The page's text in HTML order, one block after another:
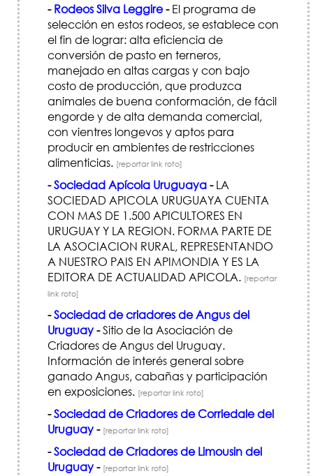
- Rodeos Silva Leggire-El programa de
selección en estos rodeos, se establece con
el fin de lograr: alta eficiencia de
conversión de pasto en terneros,
manejado en altas cargas y con bajo
costo de producción, que produzca
animales de buena conformación, de fácil
engorde y de alta demanda comercial,
con vientres longevos y aptos para
producir en ambientes de restricciones
alimenticias. [reportar link roto]
-Sociedad Apícola Uruguaya-LA
SOCIEDAD APICOLA URUGUAYA CUENTA
CON MAS DE 1.500 APICULTORES EN
URUGUAY Y LA REGION. FORMA PARTE DE
LA ASOCIACION RURAL, REPRESENTANDO
A NUESTRO PAIS EN APIMONDIA Y ES LA
EDITORA DE ACTUALIDAD APICOLA. [reportar
link roto]
-Sociedad de criadores de Angus del
Uruguay-Sitio de la Asociación de
Criadores de Angus del Uruguay.
Información de interés general sobre
ganado Angus, cabañas y participación
en exposiciones. [reportar link roto]
-Sociedad de Criadores de Corriedale del
Uruguay- [reportar link roto]
-Sociedad de Criadores de Limousin del
Uruguay- [reportar link roto]